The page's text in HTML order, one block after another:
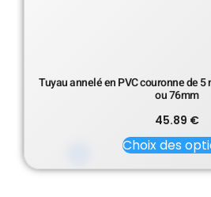
Tuyau annelé en PVC couronne de
ou 76mm
45.89 €
Choix des